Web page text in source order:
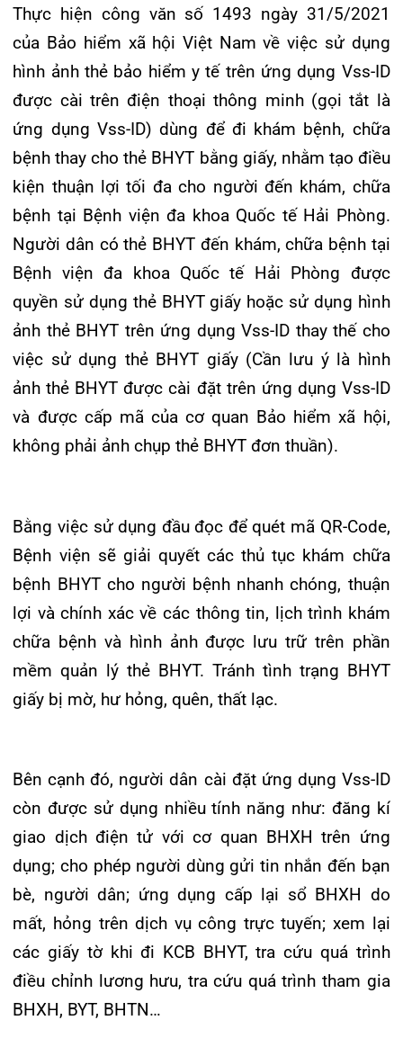
Khoa Phục hồi chức năng
Khoa Tim mạch
Khoa Hô hấp – Nội tiết – Bệnh nhiệt đới
Khoa Cơ xương khớp – Thận tiết niệu – Dị
ứng miễn dịch
Khoa Tiêu hóa
Khoa Ung Bướu
Khoa Thần kinh – Đột quỵ
Khoa Thận nhân tạo
bệnh thay cho thẻ BHYT bằng giấy, nhằm tạo điều
kiện thuận lợi tối đa cho người đến khám, chữa
Người dân có thẻ BHYT đến khám, chữa bệnh tại
Bệnh viện đa khoa Quốc tế Hải Phòng được
quyền sử dụng thẻ BHYT giấy hoặc sử dụng hình
ảnh thẻ BHYT trên ứng dụng Vss-ID thay thế cho
việc sử dụng thẻ BHYT giấy (Cần lưu ý là hình
ảnh thẻ BHYT được cài đặt trên ứng dụng Vss-ID
và được cấp mã của cơ quan Bảo hiểm xã hội,
không phải ảnh chụp thẻ BHYT đơn thuần).
Bằng việc sử dụng đầu đọc để quét mã QR-Code,
Bệnh viện sẽ giải quyết các thủ tục khám chữa
bệnh BHYT cho người bệnh nhanh chóng, thuận
lợi và chính xác về các thông tin, lịch trình khám
chữa bệnh và hình ảnh được lưu trữ trên phần
mềm quản lý thẻ BHYT. Tránh tình trạng BHYT
giấy bị mờ, hư hỏng, quên, thất lạc.
Bên cạnh đó, người dân cài đặt ứng dụng Vss-ID
còn được sử dụng nhiều tính năng như: đăng kí
giao dịch điện tử với cơ quan BHXH trên ứng
bè, người dân; ứng dụng cấp lại sổ BHXH do
mất, hỏng trên dịch vụ công trực tuyến; xem lại
các giấy tờ khi đi KCB BHYT, tra cứu quá trình
điều chỉnh lương hưu, tra cứu quá trình tham gia
Cơ quan BHXH thành phố hướng dẫn người
dân cài đặt và đăng kí tài khoản VssID trên